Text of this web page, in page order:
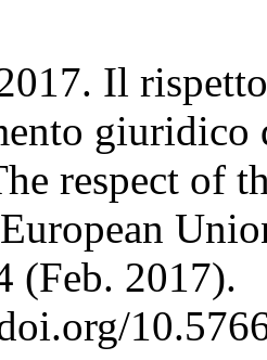
Il
giuridico
respect of
(Feb. 2017).